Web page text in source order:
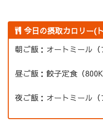
今日の摂取カロリー(
朝ご飯：オートミール（
昼ご飯：餃子定食（
夜ご飯：オートミール（